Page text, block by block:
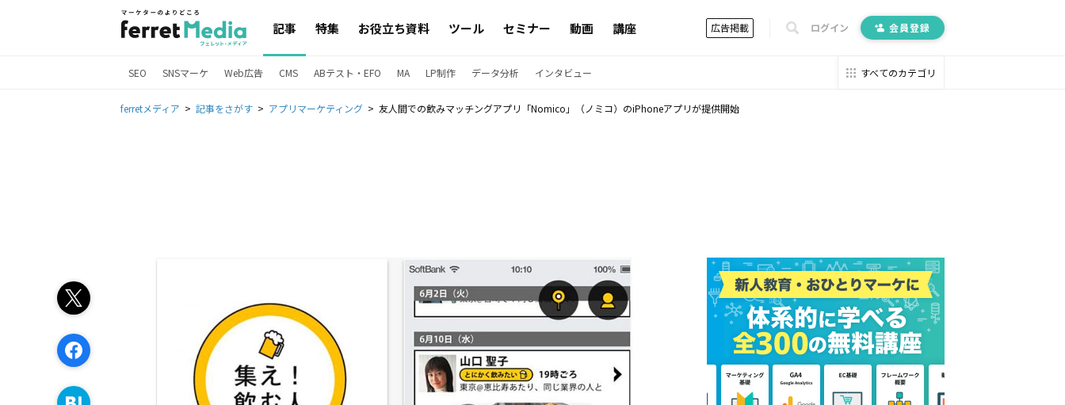
記事 特集 お役立ち資料 ツール セミナー 動画 講座 広告掲載 ログイン 会員登録
SEO SNSマーケ Web広告 CMS ABテスト・EFO MA LP制作 データ分析 インタビュー すべてのカテゴリ
ferretメディア 記事をさがす アプリマーケティング 友人間での飲みマッチングアプリ「Nomico」（ノミコ）のiPhoneアプリが提供開始